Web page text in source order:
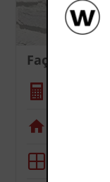
Façade
Appli de